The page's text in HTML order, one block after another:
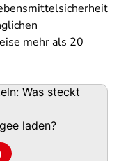
mehr als 20
Was steckt
laden?